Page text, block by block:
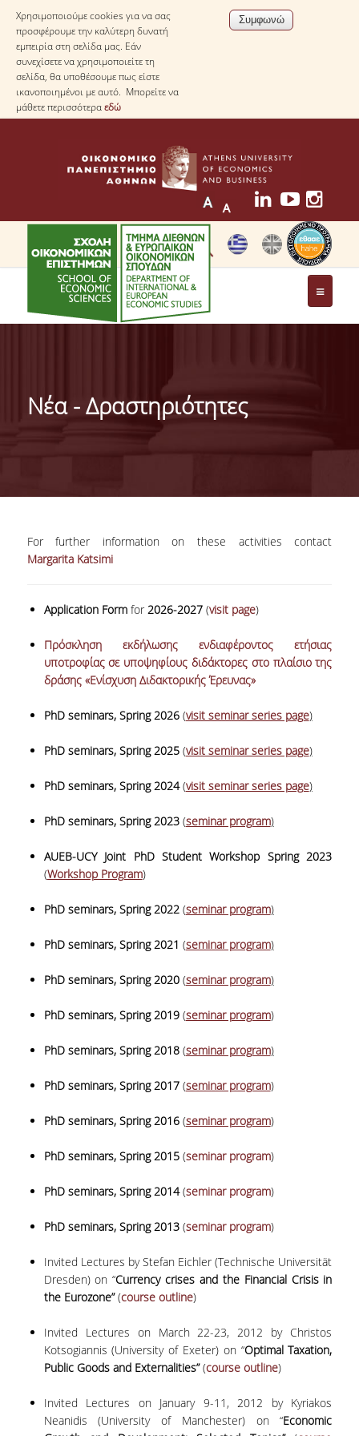
Χρησιμοποιούμε cookies για να σας
προσφέρουμε την καλύτερη δυνατή
εμπειρία στη σελίδα μας. Εάν
συνεχίσετε να χρησιμοποιείτε τη
σελίδα, θα υποθέσουμε πως είστε
ικανοποιημένοι με αυτό. Μπορείτε να
μάθετε περισσότεραεδώ
ΤΟ ΤΜΗΜΑ
ΓΕΝΙΚΕΣ ΠΛΗΡΟΦΟΡΙΕΣ
ΔΙΟΙΚΗΣΗ ΤΟΥ ΤΜΗΜΑΤΟΣ
TESTIMONIALS ΑΠΟΦΟΙΤΩΝ
ΕΠΙΤΙΜΟΙ ΔΙΔΑΚΤΟΡΕΣ / ΕΡΕΥΝΗΤΙΚΟΙ
ΕΤΑΙΡΟΙ
ΤΜΗΜΑΤΟΣ
ΜΗΤΡΩΑ ΜΕΛΩΝ ΤΜΗΜΑΤΟΣ
ΥΠΟΨΗΦΙΟΙ ΦΟΙΤΗΤΕΣ
ΟΙΚΟΝΟΜΙΚΑ ΜΕ ΔΙΕΘΝΗ ΔΙΑΣΤΑΣΗ
ΔΙΕΠΙΣΤΗΜΟΝΙΚΟΤΗΤΑ
ΣΥΝΕΙΣΦΟΡΑ ΚΑΘΗΓΗΤΩΝ
ΠΑΙΔΑΓΩΓΙΚΗ ΦΙΛΟΣΟΦΙΑ
ΤΕΧΝΟΛΟΓΙΚΗ ΕΝΣΩΜΑΤΩΣΗ
ΜΑΘΗΜΑΤΙΚΑ
ΑΓΓΛΙΚΑ
ΙΣΟΤΗΤΑ ΦΥΛΩΝ
ΑΠΟΤΕΛΕΣΜΑΤΑ ΣΤΑΔΙΟΔΡΟΜΙΑΣ
ΠΡΟΠΤΥΧΙΑΚΕΣ ΣΠΟΥΔΕΣ
ΓΙΑΤΙ ΔΕΟΣ
ΟΔΗΓΟΣ ΣΠΟΥΔΩΝ
ΠΡΟΓΡΑΜΜΑ ΣΠΟΥΔΩΝ
Νέα - Δραστηριότητες
For further information on these activities contact
Margarita Katsimi
Application Formfor 2026-2027(visit page)
Πρόσκληση εκδήλωσης ενδιαφέροντος ετήσιας
υποτροφίας σε υποψηφίους διδάκτορες στο πλαίσιο της
δράσης «Ενίσχυση Διδακτορικής Έρευνας»
PhD seminars, Spring 2026 (visit seminar series page)
PhD seminars, Spring 2025 (visit seminar series page)
PhD seminars, Spring 2024(visit seminar series page)
PhD seminars, Spring 2023 (seminar program)
AUEB-UCY Joint PhD Student Workshop Spring 2023
(Workshop Program)
PhD seminars, Spring 2022 (seminar program)
PhD seminars, Spring 2021 (seminar program)
PhD seminars, Spring 2020 (seminar program)
PhD seminars, Spring 2019 (seminar program)
PhD seminars, Spring 2018 (seminar program)
PhD seminars, Spring 2017 (seminar program)
PhD seminars, Spring 2016 (seminar program)
PhD seminars, Spring 2015 (seminar program)
PhD seminars, Spring 2014(seminar program)
PhD seminars, Spring 2013 (seminar program)
Invited Lectures by Stefan Eichler (Technische Universität
Dresden) on “Currency crises and the Financial Crisis in
the Eurozone”(course outline)
Invited Lectures on March 22-23, 2012 by Christos
Kotsogiannis (University of Exeter) on “Optimal Taxation,
Public Goods and Externalities”(course outline)
Invited Lectures on January 9-11, 2012 by Kyriakos
Neanidis (University of Manchester) on “Economic